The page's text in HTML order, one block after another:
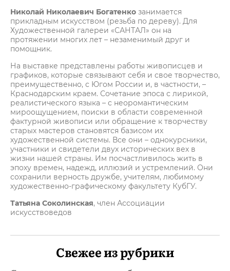
Николай Николаевич Богатенко занимается
прикладным искусством (резьба по дереву). Для
Художественной галереи «САНТАЛ» он на
протяжении многих лет – незаменимый друг и
помощник.
На выставке представлены работы живописцев и
графиков, которые связывают себя и свое творчество,
преимущественно, с Югом России и, в частности, –
Краснодарским краем. Сочетание эпоса с лирикой,
реалистического языка – с неоромантическим
мироощущением, поиски в области современной
фактурной живописи или обращение к творчеству
старых мастеров становятся базисом их
художественной системы. Все они – однокурсники,
участники и свидетели двух исторических вех в
жизни нашей страны. Им посчастливилось жить в
эпоху времен, надежд, иллюзий и устремлений. Они
сохранили верность дружбе, учителям, любимому
художественно-графическому факультету КубГУ.
Татьяна Соколинская, член Ассоциации
искусствоведов
Свежее из рубрики